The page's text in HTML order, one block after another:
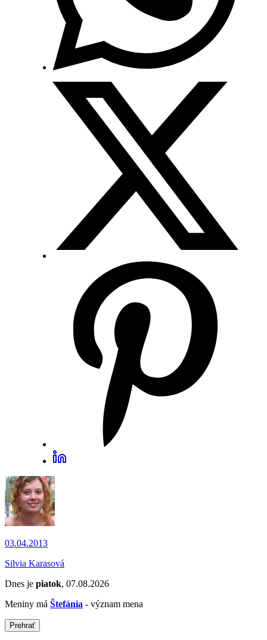
03.04.2013
Silvia Karasová
Dnes je piatok, 07.08.2026
Meniny má Štefánia - význam mena
Prehrať